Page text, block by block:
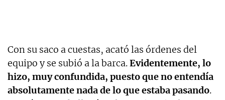
Con su saco a cuestas, acató las órdenes del
equipo y se subió a la barca.Evidentemente, lo
hizo, muy confundida, puesto que no entendía
absolutamente nada de lo que estaba pasando.